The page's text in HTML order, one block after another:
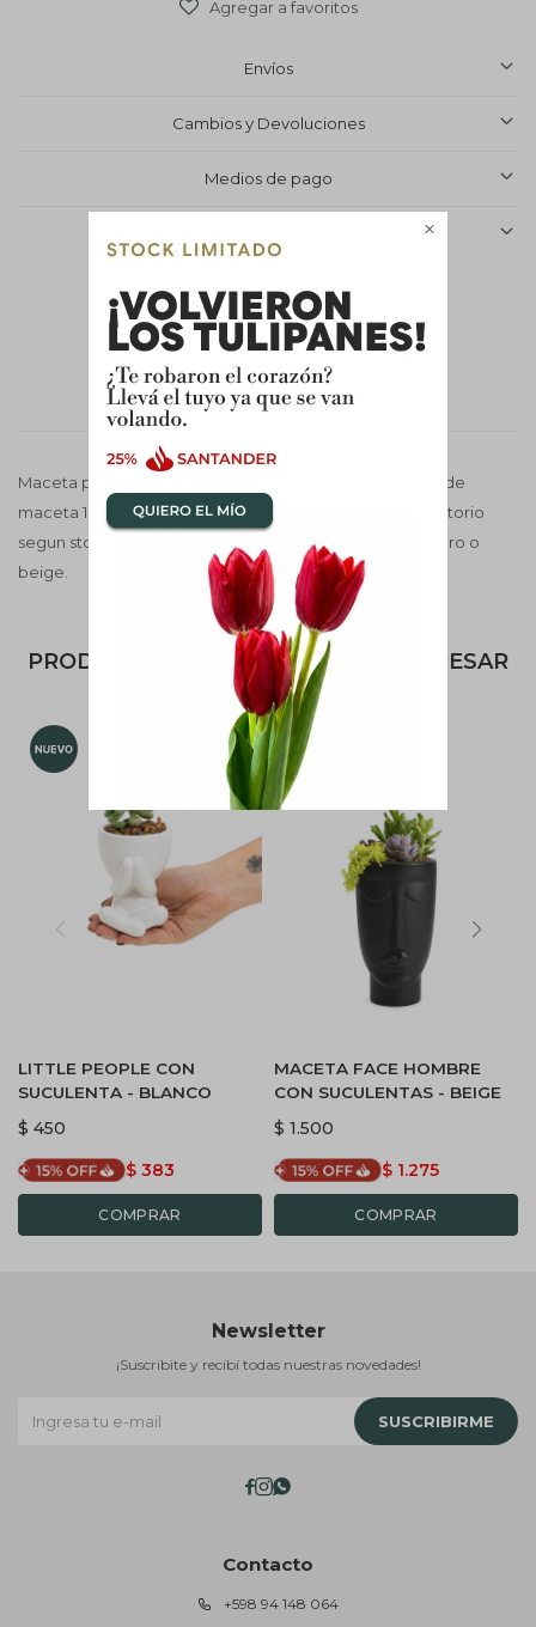

Envíos
Cambios y Devoluciones
Medios de pago
 
Descripción
Maceta plastica con mix de suculentas , Medida aprox. de
maceta 16 cm X 16 cm. Combinacion de suculentas aleatorio
segun stock, colores disponible de maceta blanco, negro o
beige.
PRODUCTOS QUE TE PUEDEN INTERESAR
LITTLE PEOPLE CON
SUCULENTA - BLANCO
$ 450
$ 383
MACETA FACE HOMBRE
CON SUCULENTAS - BEIGE
$ 1.500
$ 1.275
Contacto
+598 94 148 064
Newsletter
¡Suscribite y recibí todas nuestras novedades!
SUSCRIBIRME
